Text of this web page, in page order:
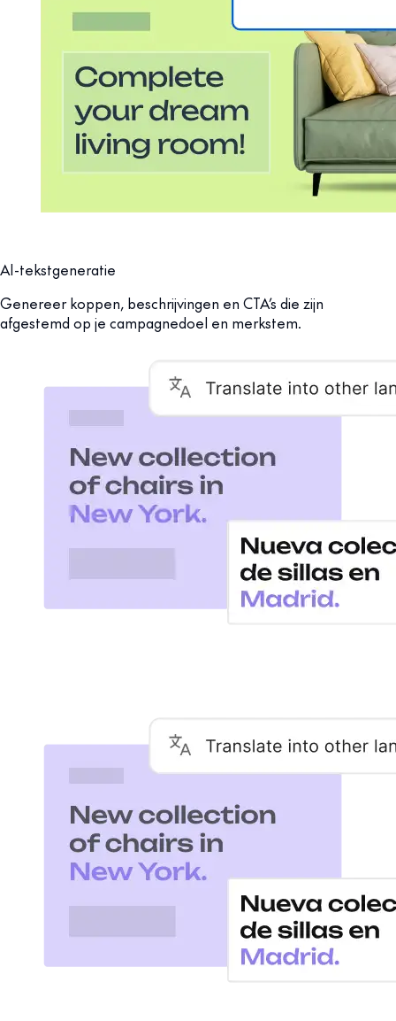
AI-tekstgeneratie
Genereer koppen, beschrijvingen en CTA’s die zijn
afgestemd op je campagnedoel en merkstem.